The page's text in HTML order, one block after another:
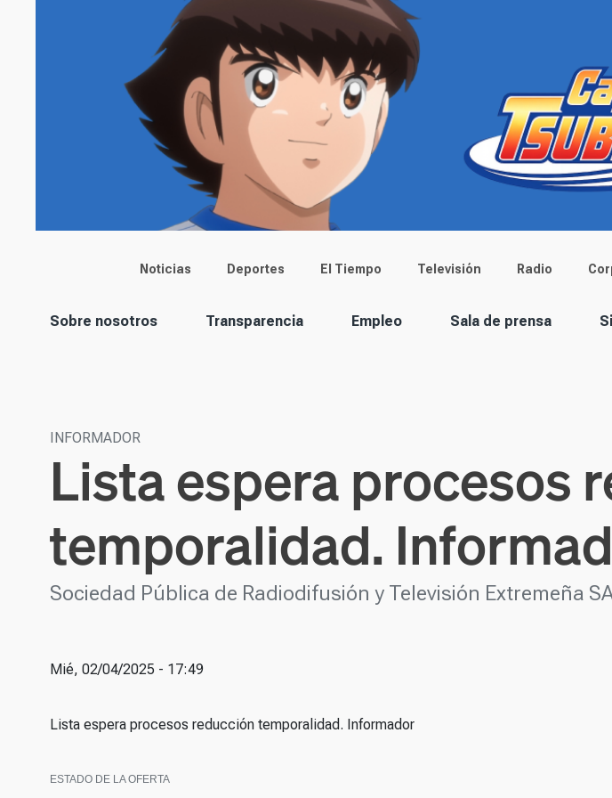
Main menu
Noticias Deportes El Tiempo Televisión Radio
Corporación
Sobre nosotros Transparencia Empleo Sala de prensa
INFORMADOR
Lista espera procesos
temporalidad.
Sociedad Pública de Radiodifusión y Televisión Extremeña
Mié, 02/04/2025 - 17:49
Lista espera procesos reducción temporalidad. Informador
ESTADO DE LA OFERTA